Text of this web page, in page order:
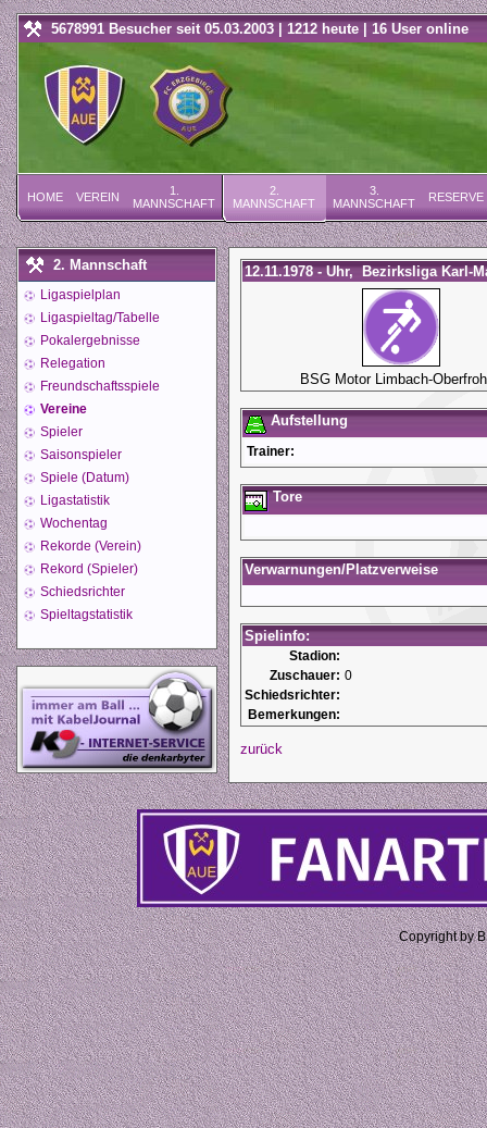
5678991 Besucher seit 05.03.2003 | 1212 heute | 16 User online
HOME VEREIN
1.
MANNSCHAFT
2.
MANNSCHAFT
3.
MANNSCHAFT
RESERVE
2. Mannschaft
Ligaspielplan
Ligaspieltag/Tabelle
Pokalergebnisse
Relegation
Freundschaftsspiele
Vereine
Spieler
Saisonspieler
Spiele (Datum)
Ligastatistik
Wochentag
Rekorde (Verein)
Rekord (Spieler)
Schiedsrichter
Spieltagstatistik
12.11.1978 - Uhr, Bezirksliga Karl-
BSG Motor Limbach-
Aufstellung
Trainer:
Tore
Verwarnungen/Platzverweise
Spielinfo:
Stadion:
Zuschauer: 0
Schiedsrichter:
Bemerkungen:
zurück
Copyright by